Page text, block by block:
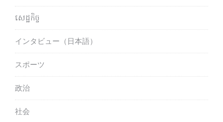
សេដ្ឋកិច្ច
インタビュー（日本語）
スポーツ
政治
社会